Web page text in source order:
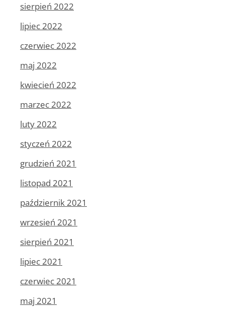
sierpień 2022
lipiec 2022
czerwiec 2022
maj 2022
kwiecień 2022
marzec 2022
luty 2022
styczeń 2022
grudzień 2021
listopad 2021
październik 2021
wrzesień 2021
sierpień 2021
lipiec 2021
czerwiec 2021
maj 2021